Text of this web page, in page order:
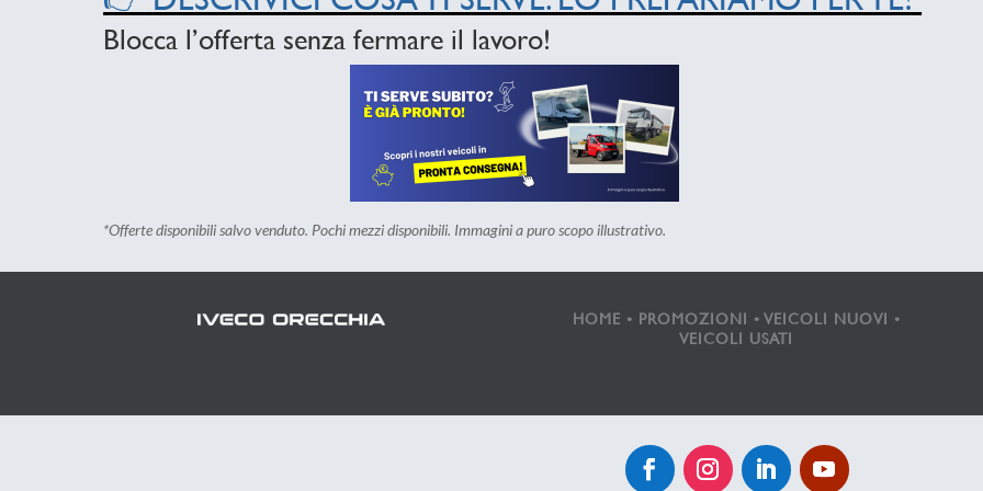
Blocca l’offerta senza fermare il lavoro!
*Offerte disponibili salvo venduto. Pochi mezzi disponibili. Immagini a puro scopo illustrativo.
HOME • PROMOZIONI •VEICOLI NUOVI •
VEICOLI USATI